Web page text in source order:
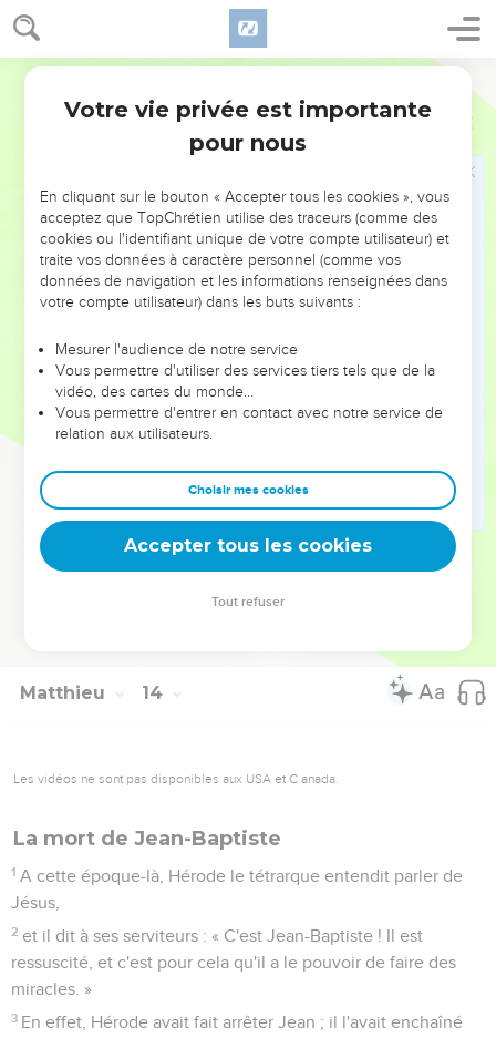
Matthieu 13
52 Et il leur dit : « C'est pourquoi, tout spécialiste de la loi
instruit de ce qui concerne le royaume des cieux ressemble
nouvelles et des choses anciennes. »
Jésus
Lorsque Jésus eut fini de dire ces paraboles, il partit de là.
Il se rendit dans sa patrie, et il enseignait dans la
synagogue, de sorte que ceux qui l'entendirent étaient
miracles ?
N'est-il pas le fils du charpentier ? N'est-ce pas Marie qui
est sa mère ? Jacques, Joseph, Simon et Jude ne sont-ils pas
ses frères ?
Et ses sœurs ne sont-elles pas toutes parmi nous ? D'où lui
vient donc tout cela ? »
Et il représentait un obstacle pour eux. Mais Jésus leur
dit : « Un prophète n'est méprisé que dans sa patrie et dans
Matthieu 14
Les vidéos ne sont pas disponibles aux USA et C anada.
La mort de Jean-Baptiste
1 A cette époque-là, Hérode le tétrarque entendit parler de
Jésus,
2 et il dit à ses serviteurs : « C'est Jean-Baptiste ! Il est
ressuscité, et c'est pour cela qu'il a le pouvoir de faire des
miracles. »
3 En effet, Hérode avait fait arrêter Jean ; il l'avait enchaîné
Votre vie privée est importante
pour nous
En cliquant sur le bouton « Accepter tous les cookies », vous
acceptez que TopChrétien utilise des traceurs (comme des
cookies ou l'identifiant unique de votre compte utilisateur) et
traite vos données à caractère personnel (comme vos
données de navigation et les informations renseignées dans
votre compte utilisateur) dans les buts suivants :
Mesurer l'audience de notre service
Vous permettre d'utiliser des services tiers tels que de la
vidéo, des cartes du monde…
Vous permettre d'entrer en contact avec notre service de
relation aux utilisateurs.
Choisir mes cookies
Accepter tous les cookies
Tout refuser